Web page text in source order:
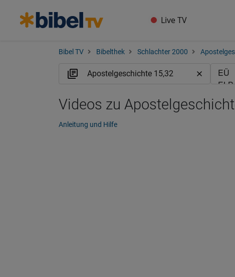
Live TV
Bibel TV Bibelthek Schlachter 2000
Videos zu
Anleitung und Hilfe